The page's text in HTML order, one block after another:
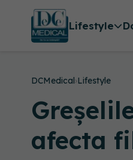
Lifestyle
DCMedical›Lifestyle
afecta